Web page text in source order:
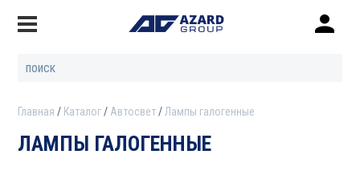
Главная Каталог Автосвет Лампы галогенные
ЛАМПЫ ГАЛОГЕННЫЕ